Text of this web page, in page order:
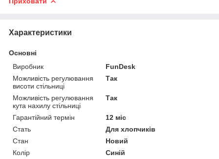
Характеристики
Основні
Виробник
FunDesk
Можливість регулювання
висоти стільниці
Так
Можливість регулювання
кута нахилу стільниці
Так
Гарантійний термін
12 міс
Стать
Для хлопчиків
Стан
Новий
Колір
Синій